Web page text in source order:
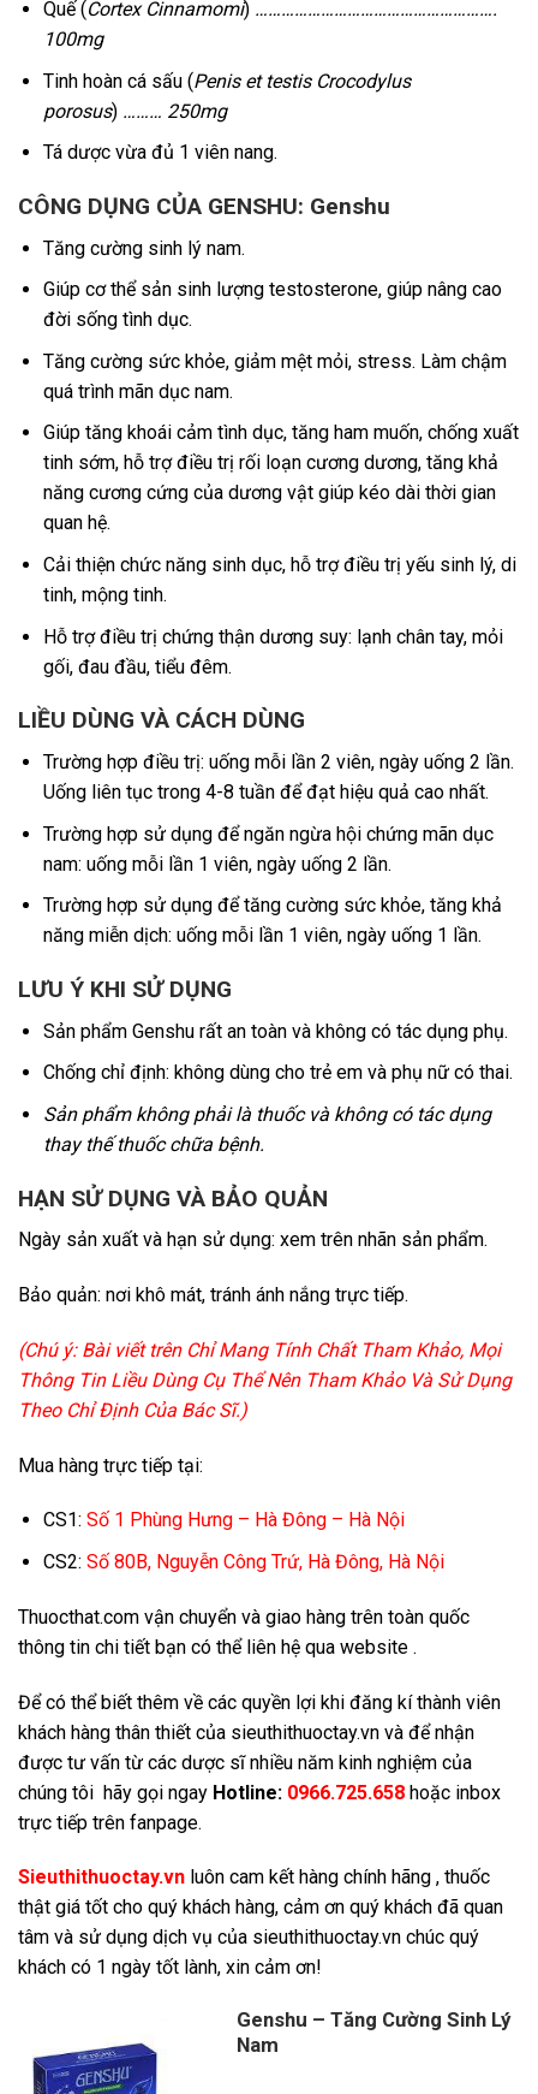
Quế (Cortex Cinnamomi) ……………………………………………….
100mg
Tinh hoàn cá sấu (Penis et testis Crocodylus
porosus)……… 250mg
Tá dược vừa đủ 1 viên nang.
CÔNG DỤNG CỦA GENSHU: Genshu
Tăng cường sinh lý nam.
Giúp cơ thể sản sinh lượng testosterone, giúp nâng cao
đời sống tình dục.
Tăng cường sức khỏe, giảm mệt mỏi, stress. Làm chậm
quá trình mãn dục nam.
Giúp tăng khoái cảm tình dục, tăng ham muốn, chống xuất
tinh sớm, hỗ trợ điều trị rối loạn cương dương, tăng khả
năng cương cứng của dương vật giúp kéo dài thời gian
quan hệ.
Cải thiện chức năng sinh dục, hỗ trợ điều trị yếu sinh lý, di
tinh, mộng tinh.
Hỗ trợ điều trị chứng thận dương suy: lạnh chân tay, mỏi
gối, đau đầu, tiểu đêm.
LIỀU DÙNG VÀ CÁCH DÙNG
Trường hợp điều trị: uống mỗi lần 2 viên, ngày uống 2 lần.
Uống liên tục trong 4-8 tuần để đạt hiệu quả cao nhất.
Trường hợp sử dụng để ngăn ngừa hội chứng mãn dục
nam: uống mỗi lần 1 viên, ngày uống 2 lần.
Trường hợp sử dụng để tăng cường sức khỏe, tăng khả
năng miễn dịch: uống mỗi lần 1 viên, ngày uống 1 lần.
LƯU Ý KHI SỬ DỤNG
Sản phẩm Genshu rất an toàn và không có tác dụng phụ.
Chống chỉ định: không dùng cho trẻ em và phụ nữ có thai.
Sản phẩm không phải là thuốc và không có tác dụng
thay thế thuốc chữa bệnh.
HẠN SỬ DỤNG VÀ BẢO QUẢN
Ngày sản xuất và hạn sử dụng: xem trên nhãn sản phẩm.
Bảo quản: nơi khô mát, tránh ánh nắng trực tiếp.
(Chú ý: Bài viết trên Chỉ Mang Tính Chất Tham Khảo, Mọi
Thông Tin Liều Dùng Cụ Thể Nên Tham Khảo Và Sử Dụng
Theo Chỉ Định Của Bác Sĩ.)
Mua hàng trực tiếp tại:
CS1: Số 1 Phùng Hưng – Hà Đông – Hà Nội
CS2: Số 80B, Nguyễn Công Trứ, Hà Đông, Hà Nội
Thuocthat.com vận chuyển và giao hàng trên toàn quốc
thông tin chi tiết bạn có thể liên hệ qua website .
Để có thể biết thêm về các quyền lợi khi đăng kí thành viên
khách hàng thân thiết của sieuthithuoctay.vn và để nhận
được tư vấn từ các dược sĩ nhiều năm kinh nghiệm của
chúng tôi hãy gọi ngay Hotline: 0966.725.658 hoặc inbox
trực tiếp trên fanpage.
Sieuthithuoctay.vn luôn cam kết hàng chính hãng , thuốc
thật giá tốt cho quý khách hàng, cảm ơn quý khách đã quan
tâm và sử dụng dịch vụ của sieuthithuoctay.vn chúc quý
khách có 1 ngày tốt lành, xin cảm ơn!
Genshu – Tăng Cường Sinh Lý
Nam